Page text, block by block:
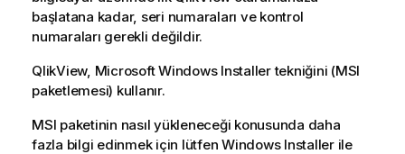
başlatana kadar, seri numaraları ve kontrol
numaraları gerekli değildir.
QlikView, Microsoft Windows Installer tekniğini (MSI
paketlemesi) kullanır.
MSI paketinin nasıl yükleneceği konusunda daha
fazla bilgi edinmek için lütfen Windows Installer ile